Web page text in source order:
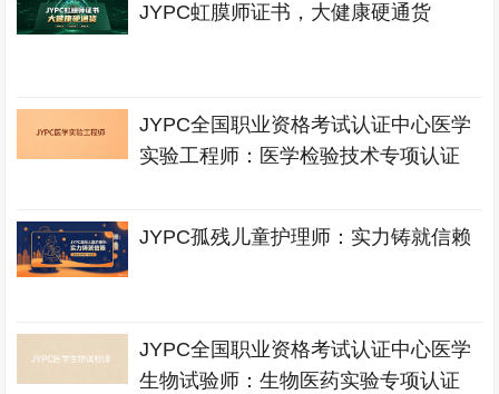
JYPC虹膜师证书，大健康硬通货
JYPC全国职业资格考试认证中心医学
实验工程师：医学检验技术专项认证
JYPC孤残儿童护理师：实力铸就信赖
JYPC全国职业资格考试认证中心医学
生物试验师：生物医药实验专项认证